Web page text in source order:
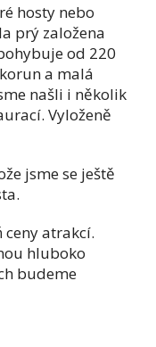
hosty nebo
prý založena
od 220
a malá
našli i několik
Vyloženě
jsme se ještě
atrakcí.
hluboko
budeme